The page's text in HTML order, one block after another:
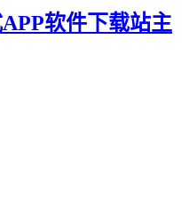
软件下载站主